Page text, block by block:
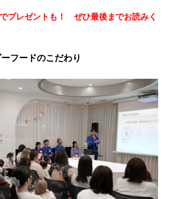
プレゼントも！ ぜひ最後までお読みく
フードのこだわり